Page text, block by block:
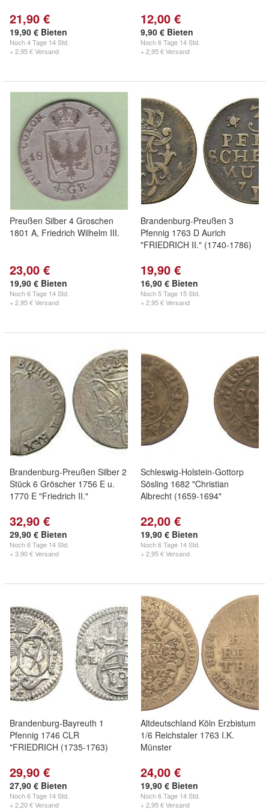
21,90 €
19,90 € Bieten
Noch4 Tage 14 Std.
+ 2,95 € Versand
12,00 €
9,90 € Bieten
Noch6 Tage 14 Std.
+ 2,95 € Versand
Preußen Silber 4 Groschen
1801 A, Friedrich Wilhelm III.
23,00 €
19,90 € Bieten
Noch6 Tage 14 Std.
+ 2,95 € Versand
Brandenburg-Preußen 3
Pfennig 1763 D Aurich
"FRIEDRICH II." (1740-1786)
19,90 €
16,90 € Bieten
Noch5 Tage 15 Std.
+ 2,95 € Versand
Brandenburg-Preußen Silber 2
Stück 6 Gröscher 1756 E u.
1770 E "Friedrich II."
32,90 €
29,90 € Bieten
Noch6 Tage 14 Std.
+ 3,90 € Versand
Schleswig-Holstein-Gottorp
Sösling 1682 "Christian
Albrecht (1659-1694"
22,00 €
19,90 € Bieten
Noch6 Tage 14 Std.
+ 2,95 € Versand
Brandenburg-Bayreuth 1
Pfennig 1746 CLR
"FRIEDRICH (1735-1763)
29,90 €
27,90 € Bieten
Noch6 Tage 14 Std.
+ 2,20 € Versand
Altdeutschland Köln Erzbistum
1/6 Reichstaler 1763 I.K.
Münster
24,00 €
19,90 € Bieten
Noch6 Tage 14 Std.
+ 2,95 € Versand